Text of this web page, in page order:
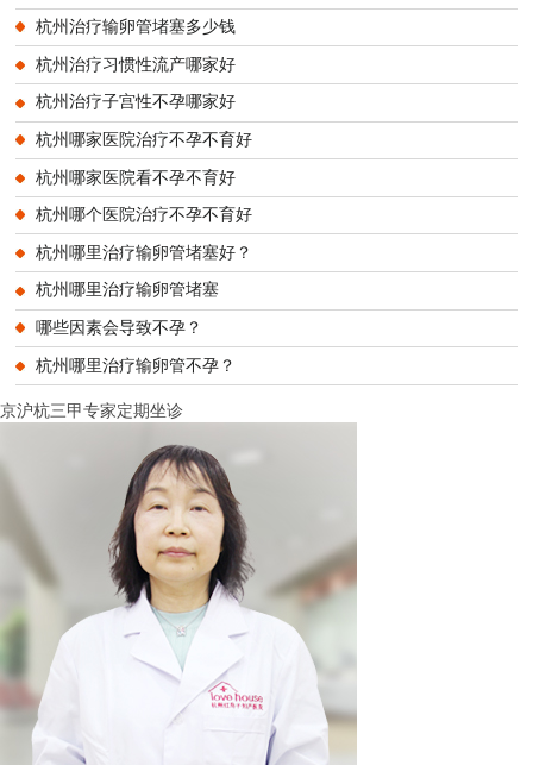
杭州治疗输卵管堵塞多少钱
杭州治疗习惯性流产哪家好
杭州治疗子宫性不孕哪家好
杭州哪家医院治疗不孕不育好
杭州哪家医院看不孕不育好
杭州哪个医院治疗不孕不育好
杭州哪里治疗输卵管堵塞好？
杭州哪里治疗输卵管堵塞
哪些因素会导致不孕？
杭州哪里治疗输卵管不孕？
京沪杭三甲专家定期坐诊